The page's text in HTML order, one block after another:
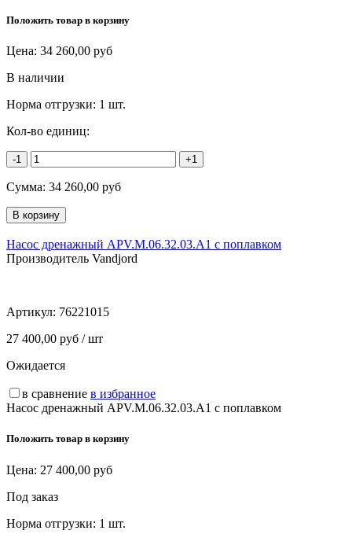
Положить товар в корзину
Цена: 34 260,00 руб
В наличии
Норма отгрузки: 1 шт.
Кол-во единиц:
-1 +1
Сумма: 34 260,00 руб
Насос дренажный APV.M.06.32.03.A1 с поплавком
Производитель Vandjord
Артикул: 76221015
27 400,00 руб / шт
Ожидается
в сравнение в избранное
Насос дренажный APV.M.06.32.03.A1 с поплавком
Положить товар в корзину
Цена: 27 400,00 руб
Под заказ
Норма отгрузки: 1 шт.